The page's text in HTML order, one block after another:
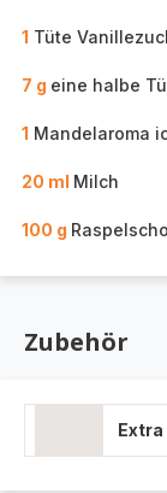
1 Tüte
7 g eine halbe
1 Mandelaroma
20 ml Milch
100 g
Zubehör